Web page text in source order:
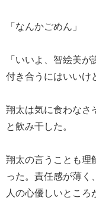
「なんかごめん」
「いいよ、智絵美
付き合うにはいいけ
翔太は気に食わなさ
と飲み干した。
翔太の言うことも理
った。責任感が薄
人の心優しいところ